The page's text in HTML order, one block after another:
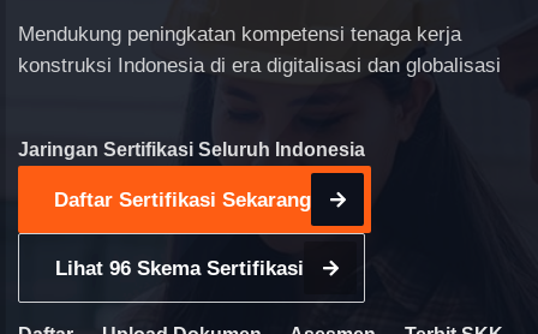
Mendukung peningkatan kompetensi tenaga kerja
konstruksi Indonesia di era digitalisasi dan globalisasi
Jaringan Sertifikasi Seluruh Indonesia
Daftar Sertifikasi Sekarang
Lihat 96 Skema Sertifikasi